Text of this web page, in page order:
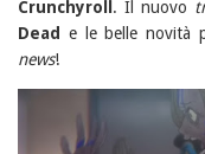
Crunchyroll . Il nuovo
Dead e le belle novità
news!